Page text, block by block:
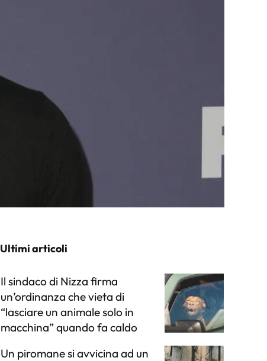
Ultimi articoli
Il sindaco di Nizza firma
un’ordinanza che vieta di
“lasciare un animale solo in
macchina” quando fa caldo
Un piromane si avvicina ad un